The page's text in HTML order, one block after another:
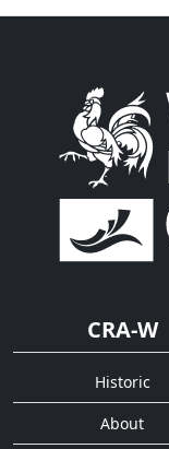
CRA-W
Historic
About